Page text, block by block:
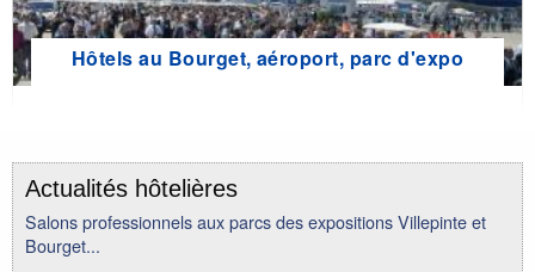
Hôtels au Bourget, aéroport, parc d'expo
Actualités hôtelières
Salons professionnels aux parcs des expositions Villepinte et
Bourget...